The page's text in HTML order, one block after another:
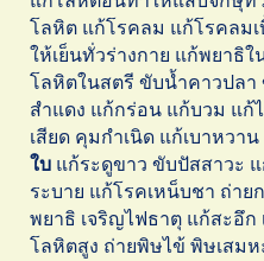
โลหิต แก้โรคลม แก้โรคลม
ให้เย็นทั่วร่างกาย แก้พยาธิ
โลหิตในสตรี ขับน้ำคาวปลา
สำแดง แก้กร่อน แก้บวม แก้
เสียด คุมกำเนิด แก้เบาหวา
ใบ แก้ระดูขาว ขับปัสสาวะ
ระบาย แก้โรคเหน็บชา ถ่า
พยาธิ เจริญไฟธาตุ แก้สะอึ
โลหิตสูง ถ่ายพิษไข้ พิษเสม